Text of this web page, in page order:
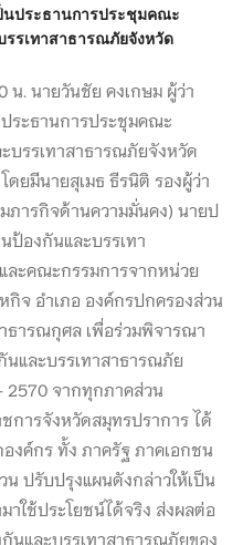
นประธานการประชุมคณะ
รเทาสาธารณภัยจังหวัด
น. นายวันชัย คงเกษม ผู้ว่า
ระธานการประชุมคณะ
บรรเทาสาธารณภัยจังหวัด
ดยมีนายสุเมธ ธีรนิติ รองผู้ว่า
ภารกิจด้านความมั่นคง) นายป
ป้องกันและบรรเทา
ละคณะกรรมการจากหน่วย
จ อำเภอ องค์กรปกครองส่วน
ธารณกุศล เพื่อร่วมพิจารณา
นและบรรเทาสาธารณภัย
2570 จากทุกภาคส่วน
การจังหวัดสมุทรปราการ ได้
งค์กร ทั้ง ภาครัฐ ภาคเอกชน
ปรับปรุงแผนดังกล่าวให้เป็น
ใช้ประโยชน์ได้จริง ส่งผลต่อ
นและบรรเทาสาธารณภัยของ